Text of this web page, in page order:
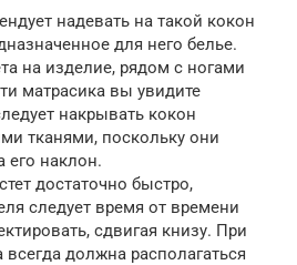
надевать на такой кокон
для него белье.
на изделие, рядом с ногами
матрасика вы увидите
накрывать кокон
тканями, поскольку они
его наклон.
достаточно быстро,
следует время от времени
сдвигая книзу. При
должна располагаться